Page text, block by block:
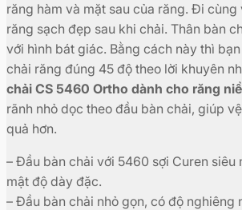
răng hàm và mặt sau của răng. Đi cùng
răng sạch đẹp sau khi chải. Thân bàn
với hình bát giác. Bằng cách này thì
chải răng đúng 45 độ theo lời khuyên
chải CS 5460 Ortho dành cho răng
rãnh nhỏ dọc theo đầu bàn chải, giúp
quả hơn.
– Đầu bàn chải với 5460 sợi Curen siêu
mật độ dày đặc.
– Đầu bàn chải nhỏ gọn, có độ nghiêng